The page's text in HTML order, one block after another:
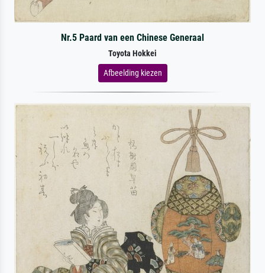
Nr.5 Paard van een Chinese Generaal
Toyota Hokkei
Afbeelding kiezen